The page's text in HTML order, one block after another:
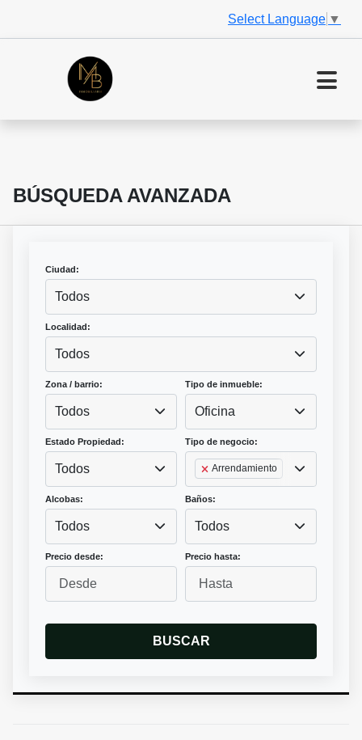
Select Language ▼
BÚSQUEDA AVANZADA
Ciudad:
Todos
Localidad:
Todos
Zona / barrio:
Todos
Tipo de inmueble:
Oficina
Estado Propiedad:
Todos
Tipo de negocio:
Arrendamiento
Alcobas:
Todos
Baños:
Todos
Precio desde: Precio hasta:
BUSCAR